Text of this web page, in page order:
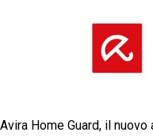
Avira Home Guard, il